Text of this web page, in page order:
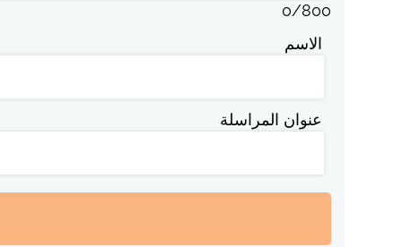
0/800
الاسم
عنوان المراسلة